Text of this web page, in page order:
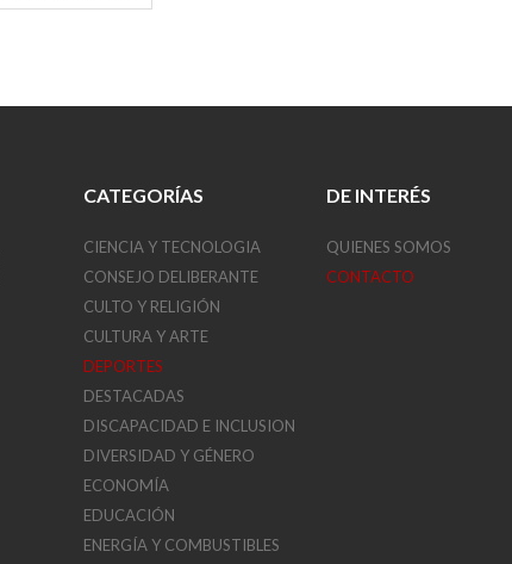
CATEGORÍAS
CIENCIA Y TECNOLOGIA
CONSEJO DELIBERANTE
CULTO Y RELIGIÓN
CULTURA Y ARTE
DEPORTES
DESTACADAS
DISCAPACIDAD E INCLUSION
DIVERSIDAD Y GÉNERO
ECONOMÍA
EDUCACIÓN
ENERGÍA Y COMBUSTIBLES
DE INTERÉS
QUIENES SOMOS
CONTACTO